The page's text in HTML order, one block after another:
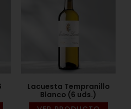
Lacuesta Tempranillo
Blanco (6 uds.)